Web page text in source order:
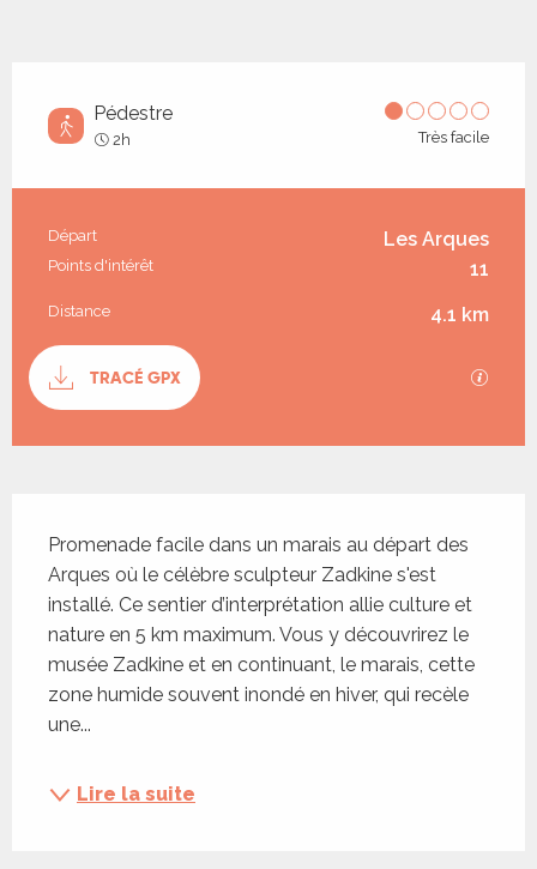
Pédestre
2h Très facile
Informations pratiques
Départ Les Arques
Points d'intérêt 11
Distance 4.1 km
Documentation
TRACÉ GPX
Promenade facile dans un marais au départ des
Arques où le célèbre sculpteur Zadkine s'est
installé. Ce sentier d’interprétation allie culture et
nature en 5 km maximum. Vous y découvrirez le
musée Zadkine et en continuant, le marais, cette
zone humide souvent inondé en hiver, qui recèle
une...
Lire la suite